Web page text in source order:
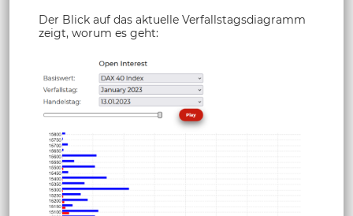
Der Blick auf das aktuelle Verfallstagsdiagramm
zeigt, worum es geht: